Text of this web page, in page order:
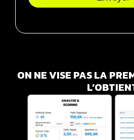
ON NE VISE PAS LA